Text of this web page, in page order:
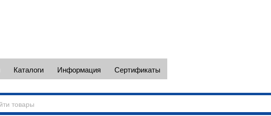
Каталоги Информация Сертификаты